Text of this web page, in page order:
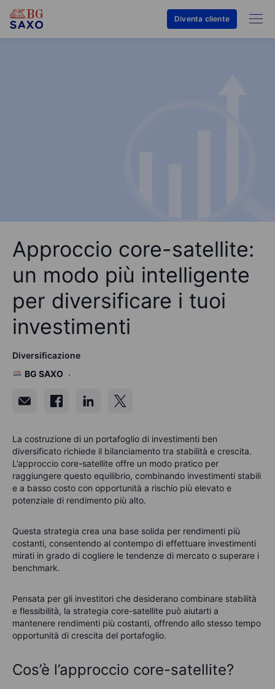
Diventa cliente
Approccio core-satellite:
un modo più intelligente
per diversificare i tuoi
investimenti
Diversificazione
BG SAXO
La costruzione di un portafoglio di investimenti ben
diversificato richiede il bilanciamento tra stabilità e crescita.
L’approccio core-satellite offre un modo pratico per
raggiungere questo equilibrio, combinando investimenti stabili
e a basso costo con opportunità a rischio più elevato e
potenziale di rendimento più alto.
Questa strategia crea una base solida per rendimenti più
costanti, consentendo al contempo di effettuare investimenti
mirati in grado di cogliere le tendenze di mercato o superare i
benchmark.
Pensata per gli investitori che desiderano combinare stabilità
e flessibilità, la strategia core-satellite può aiutarti a
mantenere rendimenti più costanti, offrendo allo stesso tempo
opportunità di crescita del portafoglio.
Cos’è l’approccio core-satellite?